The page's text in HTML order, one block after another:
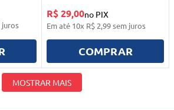
juros
R$ 29,00no PIX
Em até 10x R$ 2,99sem juros
COMPRAR
MOSTRAR MAIS